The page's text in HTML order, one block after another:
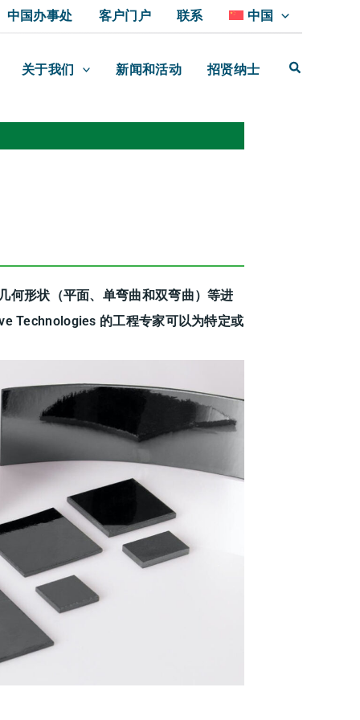
中国办事处 客户门户 联系 中国
关于我们 新闻和活动 招贤纳士
何形状（平面、单弯曲和双弯曲）等进
Technologies 的工程专家可以为特定或